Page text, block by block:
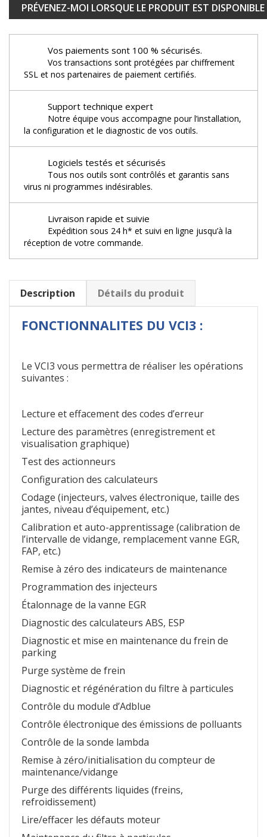
PRÉVENEZ-MOI LORSQUE LE PRODUIT EST DISPONIBLE
Vos paiements sont 100 % sécurisés.
Vos transactions sont protégées par chiffrement
SSL et nos partenaires de paiement certifiés.
Support technique expert
Notre équipe vous accompagne pour l’installation,
la configuration et le diagnostic de vos outils.
Logiciels testés et sécurisés
Tous nos outils sont contrôlés et garantis sans
virus ni programmes indésirables.
Livraison rapide et suivie
Expédition sous 24 h* et suivi en ligne jusqu’à la
réception de votre commande.
Description Détails du produit
FONCTIONNALITES DU VCI3 :
Le VCI3 vous permettra de réaliser les opérations
suivantes :
Lecture et effacement des codes d’erreur
Lecture des paramètres (enregistrement et
visualisation graphique)
Test des actionneurs
Configuration des calculateurs
Codage (injecteurs, valves électronique, taille des
jantes, niveau d’équipement, etc.)
Calibration et auto-apprentissage (calibration de
l’intervalle de vidange, remplacement vanne EGR,
FAP, etc.)
Remise à zéro des indicateurs de maintenance
Programmation des injecteurs
Étalonnage de la vanne EGR
Diagnostic des calculateurs ABS, ESP
Diagnostic et mise en maintenance du frein de
parking
Purge système de frein
Diagnostic et régénération du filtre à particules
Contrôle du module d’Adblue
Contrôle électronique des émissions de polluants
Contrôle de la sonde lambda
Remise à zéro/initialisation du compteur de
maintenance/vidange
Purge des différents liquides (freins,
refroidissement)
Lire/effacer les défauts moteur